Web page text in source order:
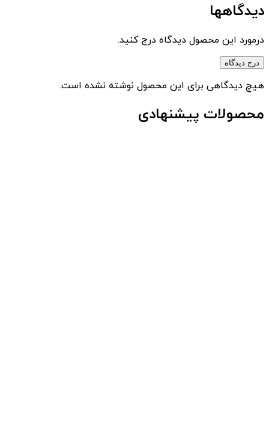
دیدگاهها
درمورد این محصول دیدگاه درج کنید.
درج دیدگاه
هیچ دیدگاهی برای این محصول نوشته نشده است.
محصولات پیشنهادی